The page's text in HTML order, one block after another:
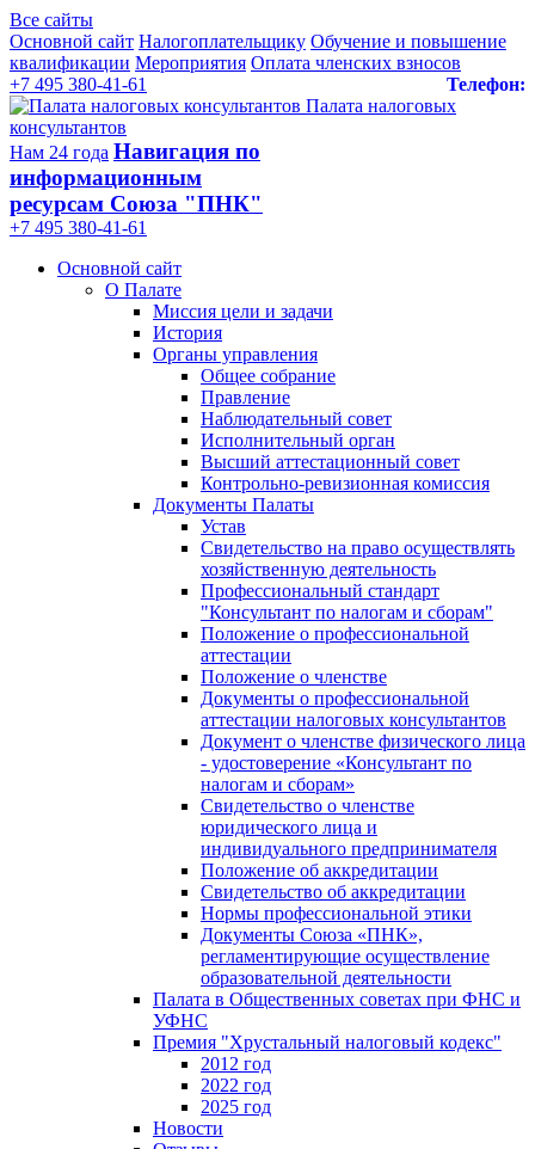
Все сайты
Основной сайт Налогоплательщику Обучение и повышение
квалификации Мероприятия Оплата членских взносов
Телефон:
+7 495 380-41-61
Палата налоговых
консультантов
Нам 24 года Навигация по
информационным
ресурсам Союза "ПНК"
+7 495 380‑41‑61
Основной сайт
О Палате
Миссия цели и задачи
История
Органы управления
Общее собрание
Правление
Наблюдательный совет
Исполнительный орган
Высший аттестационный совет
Контрольно-ревизионная комиссия
Документы Палаты
Устав
Свидетельство на право осуществлять
хозяйственную деятельность
Профессиональный стандарт
"Консультант по налогам и сборам"
Положение о профессиональной
аттестации
Положение о членстве
Документы о профессиональной
аттестации налоговых консультантов
Документ о членстве физического лица
- удостоверение «Консультант по
налогам и сборам»
Свидетельство о членстве
юридического лица и
индивидуального предпринимателя
Положение об аккредитации
Свидетельство об аккредитации
Нормы профессиональной этики
Документы Союза «ПНК»,
регламентирующие осуществление
образовательной деятельности
Палата в Общественных советах при ФНС и
УФНС
Премия "Хрустальный налоговый кодекс"
2012 год
2022 год
2025 год
Новости